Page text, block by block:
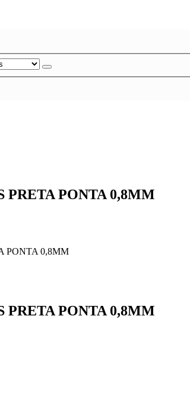
PRETA PONTA 0,8MM
PONTA 0,8MM
PRETA PONTA 0,8MM